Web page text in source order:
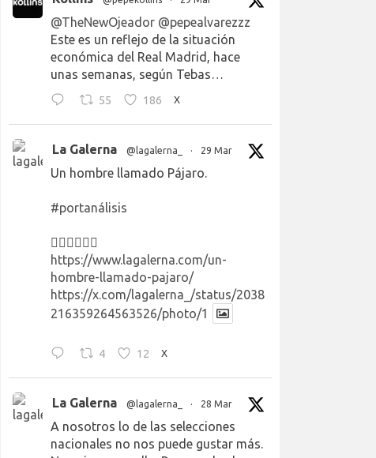
@TheNewOjeador @pepealvarezzz
Este es un reflejo de la situación
económica del Real Madrid, hace
unas semanas, según Tebas…
55 186 X
La Galerna @lagalerna_ · 29 Mar
Un hombre llamado Pájaro.
#portanálisis
👉🏻👉🏻👉🏻
https://www.lagalerna.com/un-
hombre-llamado-pajaro/
https://x.com/lagalerna_/status/2038
216359264563526/photo/1
4 12 X
La Galerna @lagalerna_ · 28 Mar
A nosotros lo de las selecciones
nacionales no nos puede gustar más.